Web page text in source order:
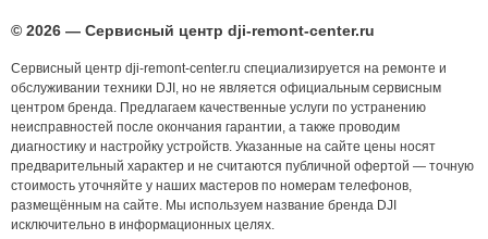
© 2026 — Сервисный центр dji-remont-center.ru
Сервисный центр dji-remont-center.ru специализируется на ремонте и
обслуживании техники DJI, но не является официальным сервисным
центром бренда. Предлагаем качественные услуги по устранению
неисправностей после окончания гарантии, а также проводим
диагностику и настройку устройств. Указанные на сайте цены носят
предварительный характер и не считаются публичной офертой — точную
стоимость уточняйте у наших мастеров по номерам телефонов,
размещённым на сайте. Мы используем название бренда DJI
исключительно в информационных целях.